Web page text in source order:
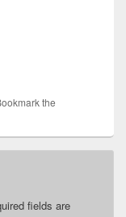
the
fields are